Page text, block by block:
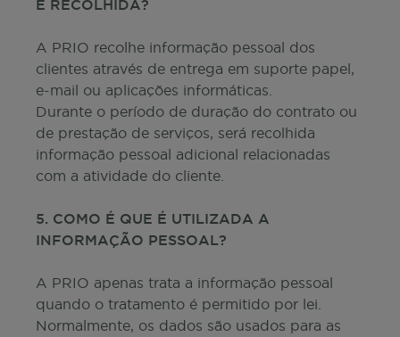
É RECOLHIDA?
A PRIO recolhe informação pessoal dos
clientes através de entrega em suporte papel,
e-mail ou aplicações informáticas.
Durante o período de duração do contrato ou
de prestação de serviços, será recolhida
informação pessoal adicional relacionadas
com a atividade do cliente.
5. COMO É QUE É UTILIZADA A
INFORMAÇÃO PESSOAL?
A PRIO apenas trata a informação pessoal
quando o tratamento é permitido por lei.
Normalmente, os dados são usados para as